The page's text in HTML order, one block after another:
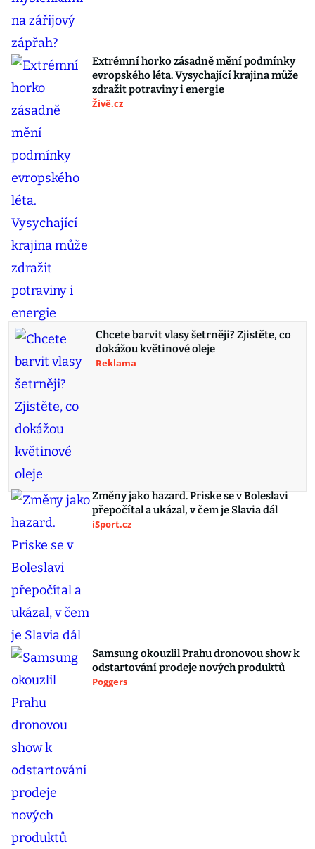
Extrémní horko zásadně mění podmínky
evropského léta. Vysychající krajina může
zdražit potraviny i energie
Živě.cz
Chcete barvit vlasy šetrněji? Zjistěte, co
dokážou květinové oleje
Reklama
Změny jako hazard. Priske se v Boleslavi
přepočítal a ukázal, v čem je Slavia dál
iSport.cz
Samsung okouzlil Prahu dronovou show k
odstartování prodeje nových produktů
Poggers